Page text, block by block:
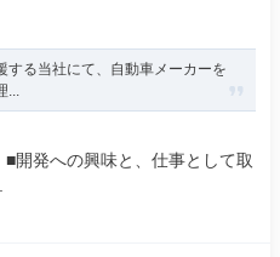
する当社にて、自動車メーカーを
...
開発への興味と、仕事として取